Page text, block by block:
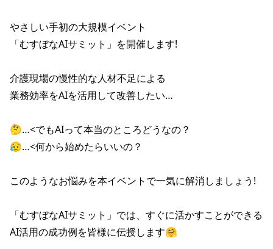
やさしい手初の大規模イベント
「むすぼなAIサミット」を開催します!
介護現場の慢性的な人材不足による
業務効率をAIを活用して改善したい…
🤔…<でもAIって本当のところどうなの？
😥…<何から始めたらいいの？
このようなお悩みを本イベントで一気に解消しましょう!
「むすぼなAIサミット」では、すぐに活かすことができる
AI活用の成功例を皆様に伝授します🤗